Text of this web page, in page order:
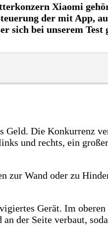
Xiaomi
der mit App,
sich bei unserem Test
Die Konkurrenz
und rechts, ein
zur Wand oder zu
Gerät. Im
der Seite verbaut,